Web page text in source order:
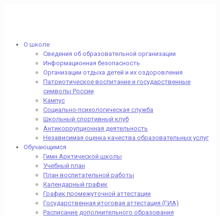
О школе
Сведения об образовательной организации
Информационная безопасность
Организации отдыха детей и их оздоровления
Патриотическое воспитание и государственные
символы России
Кампус
Социально-психологическая служба
Школьный спортивный клуб
Антикоррупционная деятельность
Независимая оценка качества образовательных услуг
Обучающимся
Гимн Арктической школы
Учебный план
План воспитательной работы
Календарный график
График промежуточной аттестации
Государственная итоговая аттестация (ГИА)
Расписание дополнительного образования